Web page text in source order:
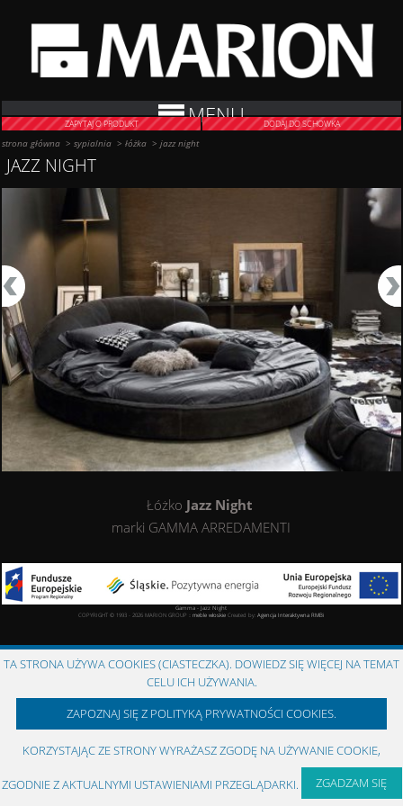
MENU
ZAPYTAJ O PRODUKT DODAJ DO SCHOWKA
strona główna >sypialnia >łóżka >jazz night
JAZZ NIGHT
Łóżko Jazz Night
marki GAMMA ARREDAMENTI
Gamma - Jazz Night
COPYRIGHT © 1993 - 2026 MARION GROUP ::meble włoskieCreated by:Agencja Interaktywna RMBi
TA STRONA UŻYWA COOKIES (CIASTECZKA). DOWIEDZ SIĘ WIĘCEJ NA TEMAT
CELU ICH UŻYWANIA.
ZAPOZNAJ SIĘ Z POLITYKĄ PRYWATNOŚCI COOKIES.
KORZYSTAJĄC ZE STRONY WYRAŻASZ ZGODĘ NA UŻYWANIE COOKIE,
ZGODNIE Z AKTUALNYMI USTAWIENIAMI PRZEGLĄDARKI. ZGADZAM SIĘ